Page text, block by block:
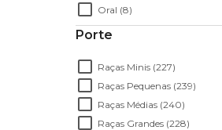
Oral (8)
Porte
Raças Minis (227)
Raças Pequenas (239)
Raças Médias (240)
Raças Grandes (228)